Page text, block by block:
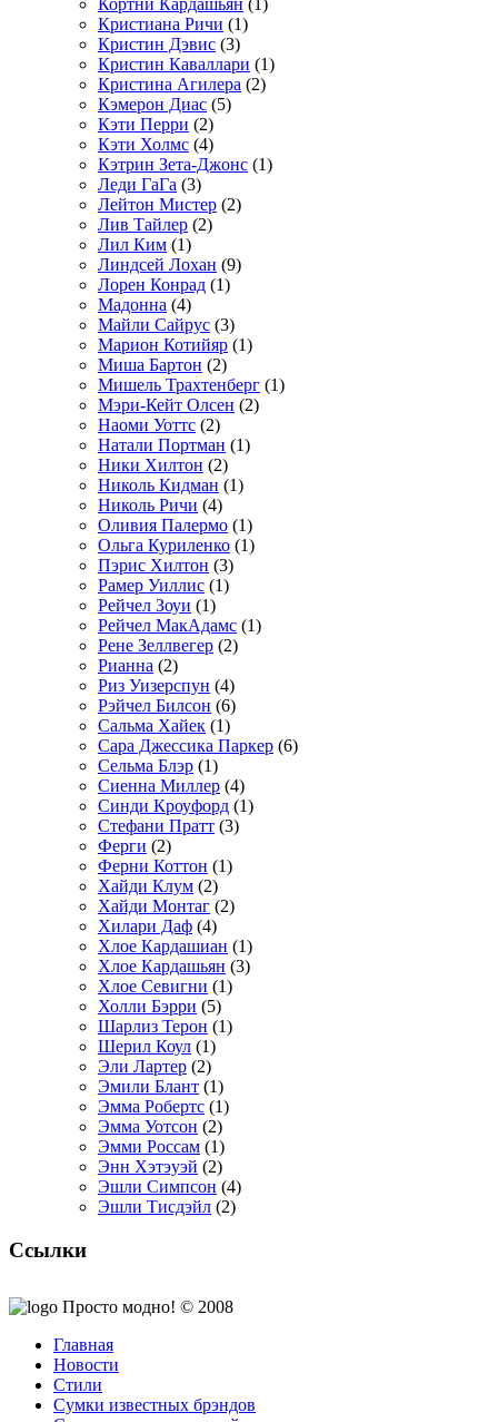
Кортни Кардашьян (1)
Кристиана Ричи (1)
Кристин Дэвис (3)
Кристин Каваллари (1)
Кристина Агилера (2)
Кэмерон Диас (5)
Кэти Перри (2)
Кэти Холмс (4)
Кэтрин Зета-Джонс (1)
Леди ГаГа (3)
Лейтон Мистер (2)
Лив Тайлер (2)
Лил Ким (1)
Линдсей Лохан (9)
Лорен Конрад (1)
Мадонна (4)
Майли Сайрус (3)
Марион Котийяр (1)
Миша Бартон (2)
Мишель Трахтенберг (1)
Мэри-Кейт Олсен (2)
Наоми Уоттс (2)
Натали Портман (1)
Ники Хилтон (2)
Николь Кидман (1)
Николь Ричи (4)
Оливия Палермо (1)
Ольга Куриленко (1)
Пэрис Хилтон (3)
Рамер Уиллис (1)
Рейчел Зоуи (1)
Рейчел МакАдамс (1)
Рене Зеллвегер (2)
Рианна (2)
Риз Уизерспун (4)
Рэйчел Билсон (6)
Сальма Хайек (1)
Сара Джессика Паркер (6)
Сельма Блэр (1)
Сиенна Миллер (4)
Синди Кроуфорд (1)
Стефани Пратт (3)
Ферги (2)
Ферни Коттон (1)
Хайди Клум (2)
Хайди Монтаг (2)
Хилари Даф (4)
Хлое Кардашиан (1)
Хлое Кардашьян (3)
Хлое Севигни (1)
Холли Бэрри (5)
Шарлиз Терон (1)
Шерил Коул (1)
Эли Лартер (2)
Эмили Блант (1)
Эмма Робертс (1)
Эмма Уотсон (2)
Эмми Россам (1)
Энн Хэтэуэй (2)
Эшли Симпсон (4)
Эшли Тисдэйл (2)
Ссылки
Просто модно! © 2008
Главная
Новости
Стили
Сумки известных брэндов